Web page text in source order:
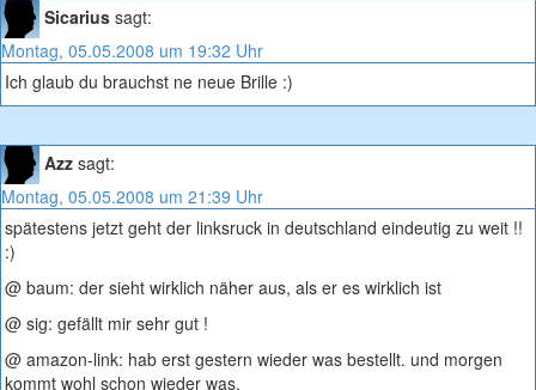
Sicarius sagt:
Montag, 05.05.2008 um 19:32 Uhr
Ich glaub du brauchst ne neue Brille :)
Azz sagt:
Montag, 05.05.2008 um 21:39 Uhr
spätestens jetzt geht der linksruck in deutschland eindeutig zu weit !!
:)
@ baum: der sieht wirklich näher aus, als er es wirklich ist
@ sig: gefällt mir sehr gut !
@ amazon-link: hab erst gestern wieder was bestellt. und morgen
kommt wohl schon wieder was.